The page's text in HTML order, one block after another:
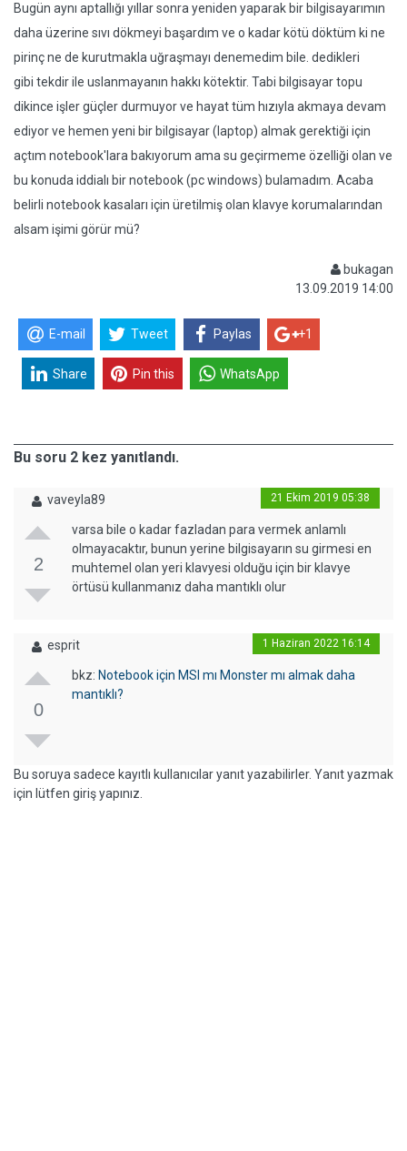
Bugün aynı aptallığı yıllar sonra yeniden yaparak bir bilgisayarımın
daha üzerine sıvı dökmeyi başardım ve o kadar kötü döktüm ki ne
pirinç ne de kurutmakla uğraşmayı denemedim bile. dedikleri
gibi tekdir ile uslanmayanın hakkı kötektir. Tabi bilgisayar topu
dikince işler güçler durmuyor ve hayat tüm hızıyla akmaya devam
ediyor ve hemen yeni bir bilgisayar (laptop) almak gerektiği için
açtım notebook'lara bakıyorum ama su geçirmeme özelliği olan ve
bu konuda iddialı bir notebook (pc windows) bulamadım. Acaba
belirli notebook kasaları için üretilmiş olan klavye korumalarından
alsam işimi görür mü?
bukagan
13.09.2019 14:00
E-mail Tweet Paylas +1
Share Pin this WhatsApp
Bu soru 2 kez yanıtlandı.
vaveyla89 21 Ekim 2019 05:38
2
varsa bile o kadar fazladan para vermek anlamlı
olmayacaktır, bunun yerine bilgisayarın su girmesi en
muhtemel olan yeri klavyesi olduğu için bir klavye
örtüsü kullanmanız daha mantıklı olur
esprit 1 Haziran 2022 16:14
0
bkz: Notebook için MSI mı Monster mı almak daha
mantıklı?
Bu soruya sadece kayıtlı kullanıcılar yanıt yazabilirler. Yanıt yazmak
için lütfen giriş yapınız.